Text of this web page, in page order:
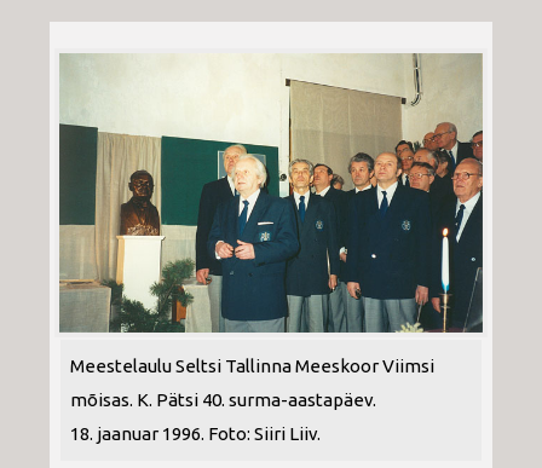
Meestelaulu Seltsi Tallinna Meeskoor Viimsi
mõisas. K. Pätsi 40. surma-aastapäev.
18. jaanuar 1996. Foto: Siiri Liiv.